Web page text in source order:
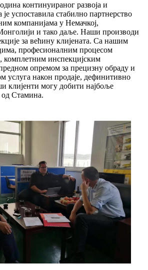
континуираног развоја и
успоставила стабилно партнерство
компанијама у Немачкој,
и тако даље. Наши производи
за већину клијената. Са нашим
професионалним процесом
комплетним инспекцијским
опремом за прецизну обраду и
услуга након продаје, дефинитивно
клијенти могу добити најбоље
од Стамина.